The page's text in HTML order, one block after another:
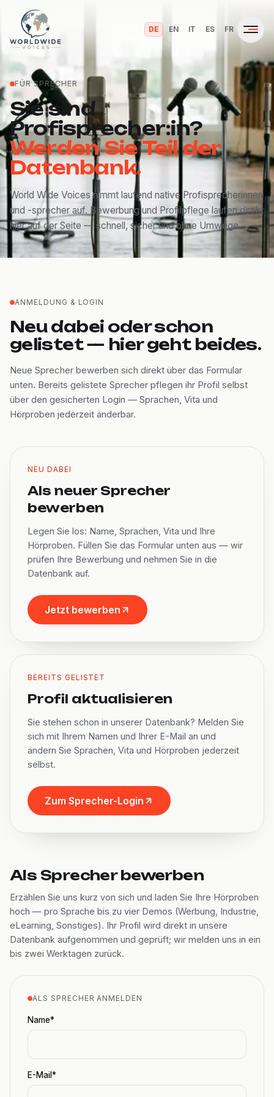
DE EN · IT · ES FR
FÜR SPRECHER
Sie sind
Profisprecher:in?
Werden Sie Teil der
Datenbank.
World Wide Voices nimmt laufend native Profisprecherinnen
und -sprecher auf. Bewerbung und Profilpflege laufen direkt
hier auf der Seite — schnell, sicher und ohne Umwege.
ANMELDUNG & LOGIN
Neu dabei oder schon
gelistet — hier geht beides.
Neue Sprecher bewerben sich direkt über das Formular
unten. Bereits gelistete Sprecher pflegen ihr Profil selbst
über den gesicherten Login — Sprachen, Vita und
Hörproben jederzeit änderbar.
NEU DABEI
Als neuer Sprecher
bewerben
Legen Sie los: Name, Sprachen, Vita und Ihre
Hörproben. Füllen Sie das Formular unten aus — wir
prüfen Ihre Bewerbung und nehmen Sie in die
Datenbank auf.
Jetzt bewerben
BEREITS GELISTET
Profil aktualisieren
Sie stehen schon in unserer Datenbank? Melden Sie
sich mit Ihrem Namen und Ihrer E-Mail an und
ändern Sie Sprachen, Vita und Hörproben jederzeit
selbst.
Zum Sprecher-Login
Als Sprecher bewerben
Erzählen Sie uns kurz von sich und laden Sie Ihre Hörproben
hoch — pro Sprache bis zu vier Demos (Werbung, Industrie,
eLearning, Sonstiges). Ihr Profil wird direkt in unsere
Datenbank aufgenommen und geprüft; wir melden uns in ein
bis zwei Werktagen zurück.
ALS SPRECHER ANMELDEN
Name*
E-Mail*